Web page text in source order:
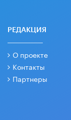
РЕДАКЦИЯ
О проекте
Контакты
Партнеры